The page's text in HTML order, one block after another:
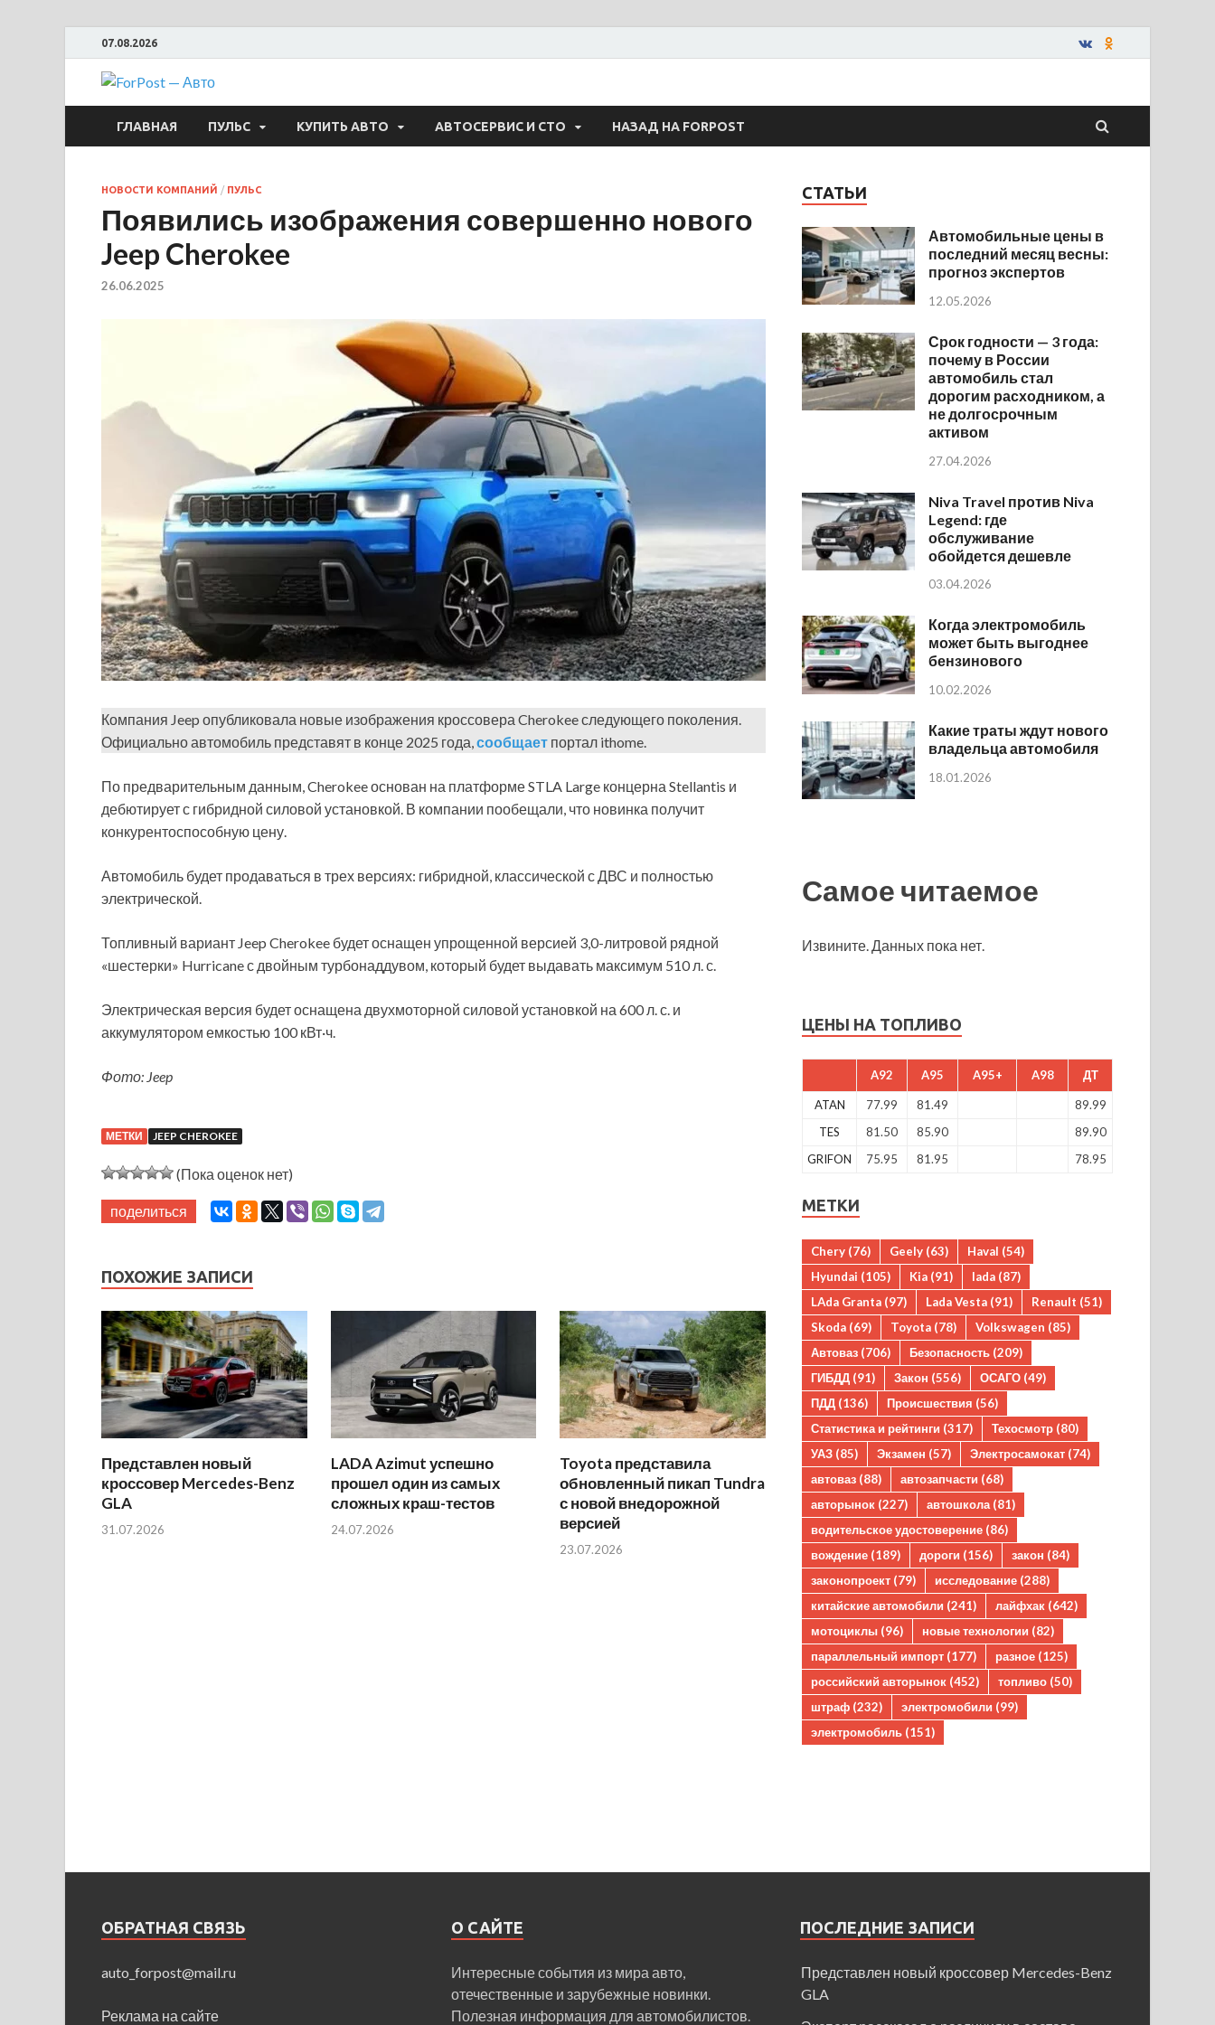
07.08.2026
ForPost — Авто
ГЛАВНАЯ ПУЛЬС КУПИТЬ АВТО АВТОСЕРВИС И СТО НАЗАД НА FORPOST
НОВОСТИ КОМПАНИЙ / ПУЛЬС
Появились изображения совершенно нового
Jeep Cherokee
26.06.2025
Компания Jeep опубликовала новые изображения кроссовера Cherokee следующего поколения.
Официально автомобиль представят в конце 2025 года,сообщает портал ithome.
По предварительным данным, Cherokee основан на платформе STLA Large концерна Stellantis и
дебютирует с гибридной силовой установкой. В компании пообещали, что новинка получит
конкурентоспособную цену.
Автомобиль будет продаваться в трех версиях: гибридной, классической с ДВС и полностью
электрической.
Топливный вариант Jeep Cherokee будет оснащен упрощенной версией 3,0-литровой рядной
«шестерки» Hurricane с двойным турбонаддувом, который будет выдавать максимум 510 л. с.
Электрическая версия будет оснащена двухмоторной силовой установкой на 600 л. с. и
аккумулятором емкостью 100 кВт·ч.
Фото: Jeep
МЕТКИ JEEP CHEROKEE
(Пока оценок нет)
поделиться
ПОХОЖИЕ ЗАПИСИ
Представлен новый
кроссовер Mercedes-Benz
GLA
31.07.2026
LADA Azimut успешно
прошел один из самых
сложных краш-тестов
24.07.2026
Toyota представила
обновленный пикап Tundra
с новой внедорожной
версией
23.07.2026
СТАТЬИ
Автомобильные цены в
последний месяц весны:
прогноз экспертов
12.05.2026
Срок годности — 3 года:
почему в России
автомобиль стал
дорогим расходником, а
не долгосрочным
активом
27.04.2026
Niva Travel против Niva
Legend: где
обслуживание
обойдется дешевле
03.04.2026
Когда электромобиль
может быть выгоднее
бензинового
10.02.2026
Какие траты ждут нового
владельца автомобиля
18.01.2026
Самое читаемое
Извините. Данных пока нет.
ЦЕНЫ НА ТОПЛИВО
A92 A95 A95+ A98 ДТ
ATAN 77.99 81.49
89.99
TES
81.50 85.90
89.90
GRIFON
75.95 81.95 78.95
МЕТКИ
Chery (76) Geely (63) Haval (54)
Hyundai (105) Kia (91) lada (87)
LAda Granta (97) Lada Vesta (91) Renault (51)
Skoda (69) Toyota (78) Volkswagen (85)
Автоваз (706) Безопасность (209)
ГИБДД (91) Закон (556) ОСАГО (49)
ПДД (136) Происшествия (56)
Статистика и рейтинги (317) Техосмотр (80)
УАЗ (85) Экзамен (57) Электросамокат (74)
автоваз (88) автозапчасти (68)
авторынок (227) автошкола (81)
водительское удостоверение (86)
вождение (189) дороги (156) закон (84)
законопроект (79) исследование (288)
китайские автомобили (241) лайфхак (642)
мотоциклы (96) новые технологии (82)
параллельный импорт (177) разное (125)
российский авторынок (452) топливо (50)
штраф (232) электромобили (99)
электромобиль (151)
ОБРАТНАЯ СВЯЗЬ
auto_forpost@mail.ru
Реклама на сайте
О САЙТЕ
Интересные события из мира авто,
отечественные и зарубежные новинки.
Полезная информация для автомобилистов.
ПОСЛЕДНИЕ ЗАПИСИ
Представлен новый кроссовер Mercedes-Benz
GLA